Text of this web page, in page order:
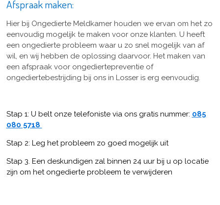
Afspraak maken:
Hier bij Ongedierte Meldkamer houden we ervan om het zo
eenvoudig mogelijk te maken voor onze klanten. U heeft
een ongedierte probleem waar u zo snel mogelijk van af
wil, en wij hebben de oplossing daarvoor. Het maken van
een afspraak voor ongediertepreventie of
ongediertebestrijding bij ons in Losser is erg eenvoudig.
Stap 1: U belt onze telefoniste via ons gratis nummer: 085
080 5718
Stap 2: Leg het probleem zo goed mogelijk uit
Stap 3. Een deskundigen zal binnen 24 uur bij u op locatie
zijn om het ongedierte probleem te verwijderen